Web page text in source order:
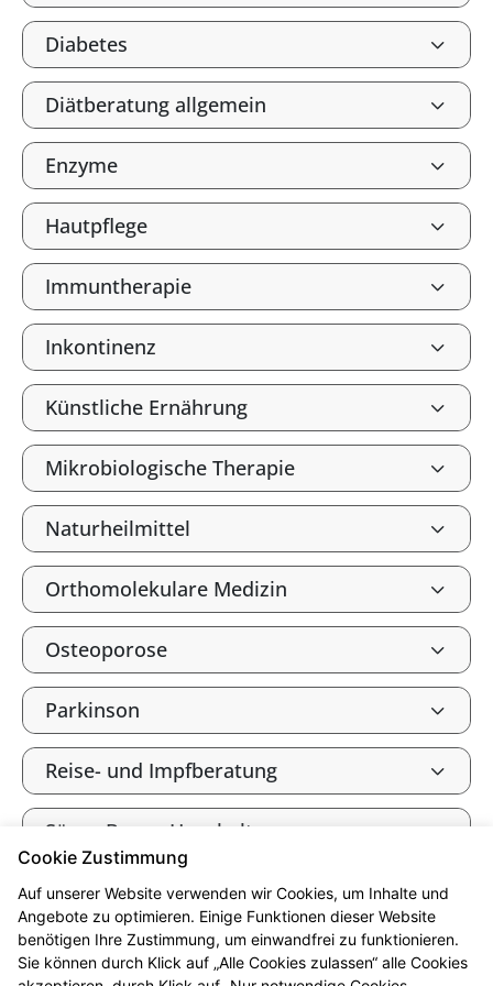
Diabetes
Diätberatung allgemein
Enzyme
Hautpflege
Immuntherapie
Inkontinenz
Künstliche Ernährung
Mikrobiologische Therapie
Naturheilmittel
Orthomolekulare Medizin
Osteoporose
Parkinson
Reise- und Impfberatung
Säure-Basen-Haushalt
Tee und Heilkräuter
Vitalstoffe
Cookie Zustimmung
Auf unserer Website verwenden wir Cookies, um Inhalte und
Angebote zu optimieren. Einige Funktionen dieser Website
benötigen Ihre Zustimmung, um einwandfrei zu funktionieren.
Sie können durch Klick auf „Alle Cookies zulassen“ alle Cookies